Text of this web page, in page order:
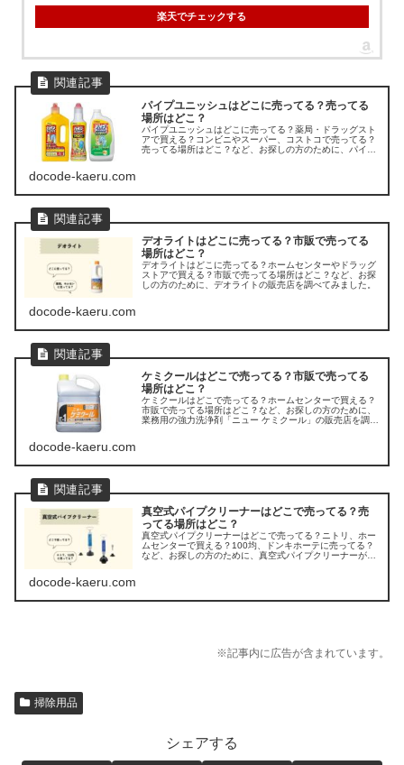
楽天でチェックする
パイプユニッシュはどこに売ってる？売ってる
場所はどこ？
パイプユニッシュはどこに売ってる？薬局・ドラッグスト
アで買える？コンビニやスーパー、コストコで売ってる？
売ってる場所はどこ？など、お探しの方のために、パイプ
docode-kaeru.com
デオライトはどこに売ってる？市販で売ってる
場所はどこ？
デオライトはどこに売ってる？ホームセンターやドラッグ
ストアで買える？市販で売ってる場所はどこ？など、お探
しの方のために、デオライトの販売店を調べてみました。
docode-kaeru.com
ケミクールはどこで売ってる？市販で売ってる
場所はどこ？
ケミクールはどこで売ってる？ホームセンターで買える？
市販で売ってる場所はどこ？など、お探しの方のために、
業務用の強力洗浄剤「ニュー ケミクール」の販売店を調べ
docode-kaeru.com
真空式パイプクリーナーはどこで売ってる？売
ってる場所はどこ？
真空式パイプクリーナーはどこで売ってる？ニトリ、ホー
ムセンターで買える？100均、ドンキホーテに売ってる？
など、お探しの方のために、真空式パイプクリーナーが売
docode-kaeru.com
※記事内に広告が含まれています。
掃除用品
シェアする